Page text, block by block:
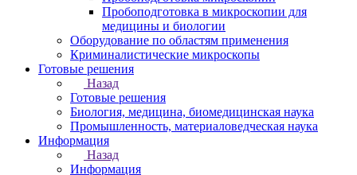
Пробоподготовка в микроскопии для
медицины и биологии
Оборудование по областям применения
Криминалистические микроскопы
Готовые решения
Назад
Готовые решения
Биология, медицина, биомедицинская наука
Промышленность, материаловедческая наука
Информация
Назад
Информация